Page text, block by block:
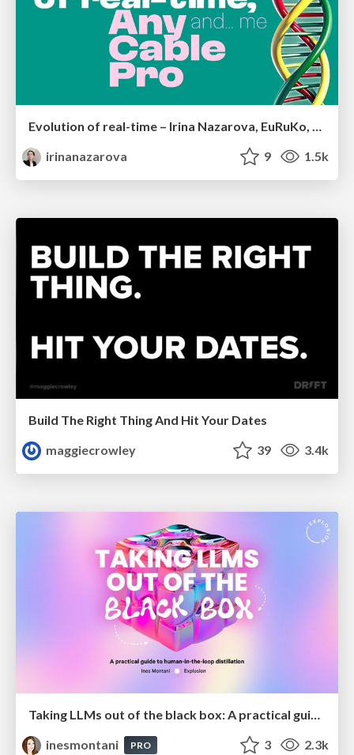
Evolution of real-time – Irina Nazarova, EuRuKo, 2024
irinanazarova
9 1.5k
Build The Right Thing And Hit Your Dates
maggiecrowley
39 3.4k
inesmontani
PRO 3 2.3k